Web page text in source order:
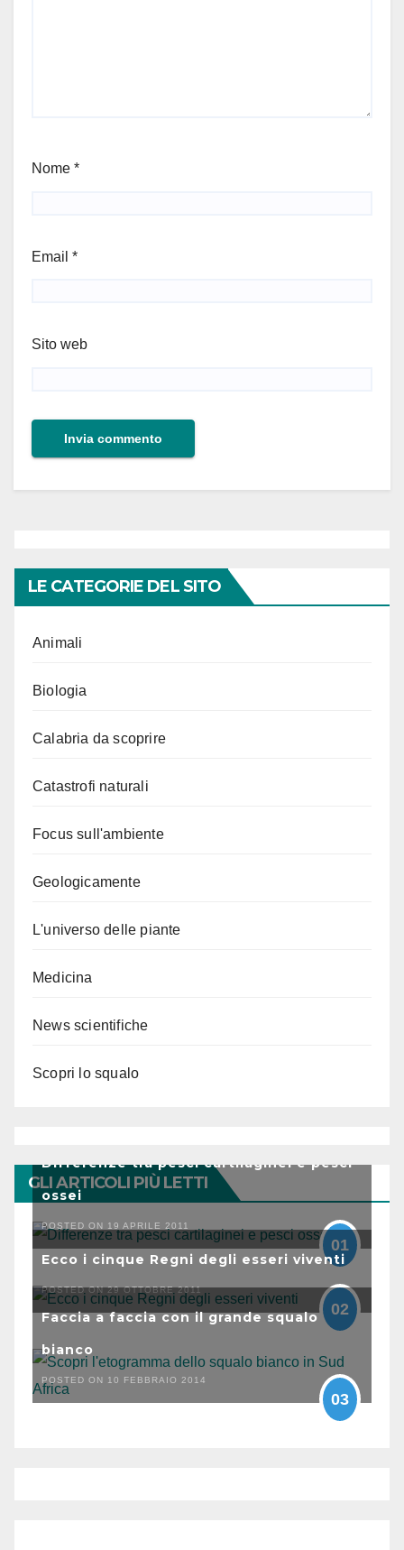
Nome *
Email *
Sito web
LE CATEGORIE DEL SITO
Animali
Biologia
Calabria da scoprire
Catastrofi naturali
Focus sull'ambiente
Geologicamente
L'universo delle piante
Medicina
News scientifiche
Scopri lo squalo
GLI ARTICOLI PIÙ LETTI
Differenze tra pesci cartilaginei e pesci
ossei
POSTED ON 19 APRILE 2011
01
Ecco i cinque Regni degli esseri viventi
POSTED ON 29 OTTOBRE 2011
02
Faccia a faccia con il grande squalo
bianco
POSTED ON 10 FEBBRAIO 2014
03